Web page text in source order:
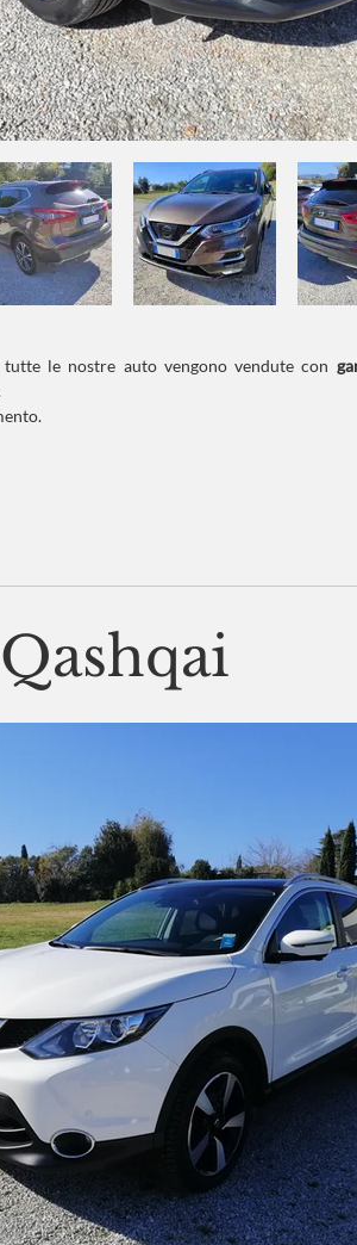
le nostre auto vengono vendute con